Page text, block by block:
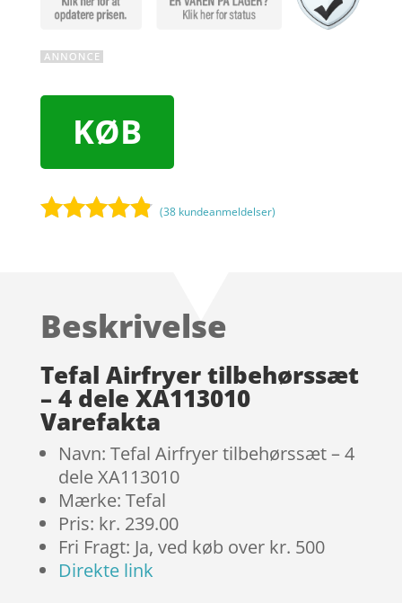
KØB
kundebedø
(38 kundeanmeldelser)
Beskrivelse
Tefal Airfryer tilbehørssæt
– 4 dele XA113010
Varefakta
Navn: Tefal Airfryer tilbehørssæt – 4
dele XA113010
Mærke: Tefal
Pris: kr. 239.00
Fri Fragt: Ja, ved køb over kr. 500
Direkte link